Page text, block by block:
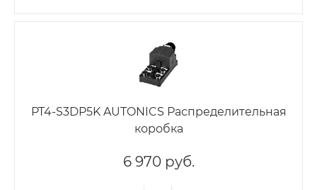
PT4-S3DP5K AUTONICS Распределительная
коробка
6 970 руб.